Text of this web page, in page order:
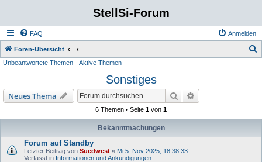
StellSi-Forum
FAQ Anmelden
Foren-Übersicht
Unbeantwortete Themen Aktive Themen
Sonstiges
Neues Thema Suche
6 Themen • Seite 1 von 1
Bekanntmachungen
Forum auf Standby
Letzter Beitrag von Suedwest « Mi 5. Nov 2025, 18:38:33
Verfasst in Informationen und Ankündigungen